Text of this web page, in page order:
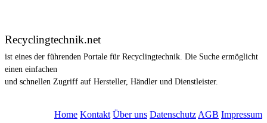
Recyclingtechnik.net
ist eines der führenden Portale für Recyclingtechnik. Die Suche ermöglicht
einen einfachen
und schnellen Zugriff auf Hersteller, Händler und Dienstleister.
Home Kontakt Über uns Datenschutz AGB Impressum